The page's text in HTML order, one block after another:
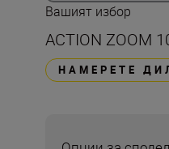
Вашият избор
ACTION ZOOM
НАМЕРЕТЕ